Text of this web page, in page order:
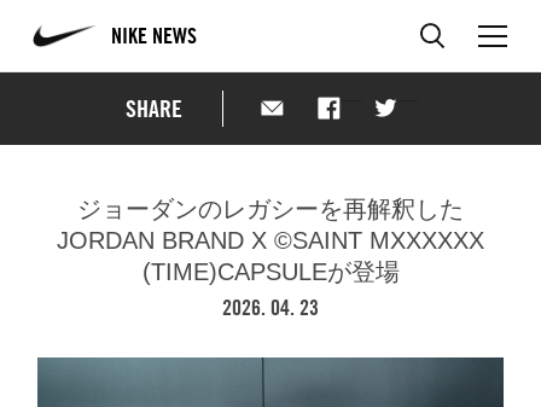
NIKE NEWS
SHARE
ジョーダンのレガシーを再解釈した
JORDAN BRAND X ©SAINT MXXXXXX
(TIME)CAPSULEが登場
2026. 04. 23